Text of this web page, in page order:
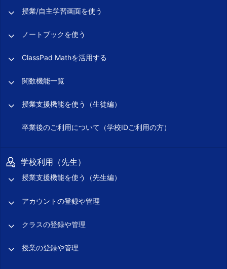
授業/自主学習画面を使う
ノートブックを使う
ClassPad Mathを活用する
関数機能一覧
授業支援機能を使う（生徒編）
卒業後のご利用について（学校IDご利用の方）
学校利用（先生）
授業支援機能を使う（先生編）
アカウントの登録や管理
クラスの登録や管理
授業の登録や管理